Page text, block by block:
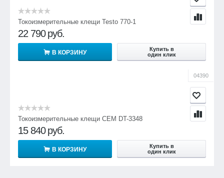
Токоизмерительные клещи Testo 770-1
22 790 руб.
В КОРЗИНУ
Купить в
один клик
04390
Токоизмерительные клещи CEM DT-3348
15 840 руб.
В КОРЗИНУ
Купить в
один клик